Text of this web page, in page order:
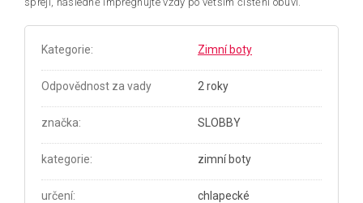
Kategorie: Zimní boty
Odpovědnost za vady 2 roky
značka: SLOBBY
kategorie: zimní boty
určení: chlapecké